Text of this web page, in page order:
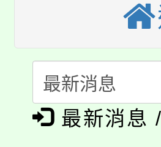
半價優惠
者。
份教師增
大溪自造
份教師研習
淨零綠生
會
115年食農
程
「本色祭
8/21下午1
最新消息